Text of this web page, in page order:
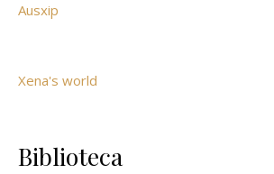
Ausxip
Xena's world
Biblioteca